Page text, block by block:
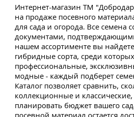
Интернет-магазин ТМ
на продаже посевного
для сада и огорода. Все семена
документами,
нашем ассортименте вы
гибридные сорта, среди
профессиональные,
модные - каждый подберет
Каталог позволяет сравнить,
коллекционные и
планировать бюджет вашего
посевной материал остается